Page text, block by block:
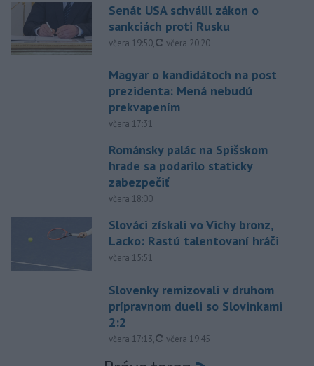
Senát USA schválil zákon o
sankciách proti Rusku
včera 19:50, aktualizované
včera 20:20
Magyar o kandidátoch na post
prezidenta: Mená nebudú
prekvapením
včera 17:31
Románsky palác na Spišskom
hrade sa podarilo staticky
zabezpečiť
včera 18:00
Slováci získali vo Vichy bronz,
Lacko: Rastú talentovaní hráči
včera 15:51
Slovenky remizovali v druhom
prípravnom dueli so Slovinkami
2:2
včera 17:13, aktualizované
včera 19:45